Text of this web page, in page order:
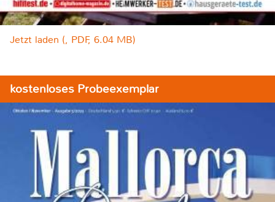
Jetzt laden (, PDF, 6.04 MB)
kostenloses Probeexemplar